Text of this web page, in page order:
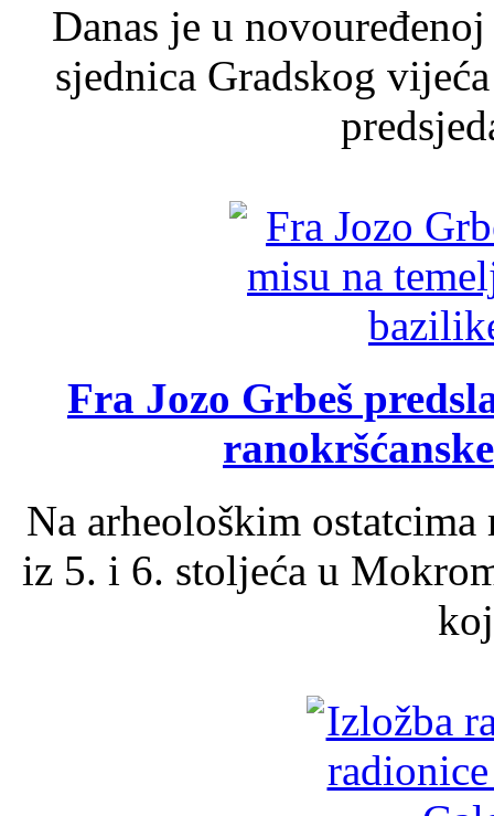
Danas je u
sjednica Gradskog
Fra Jozo Grbeš
Na arheološkim
iz 5. i 6. stoljeća u